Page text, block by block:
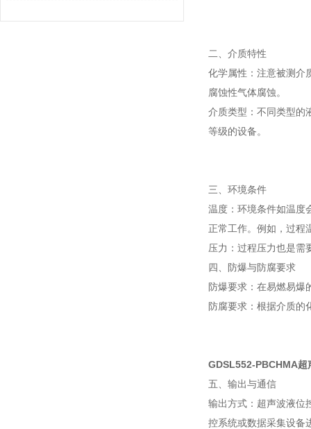
二、介质特性
化学属性：注意被测介
腐蚀性气体腐蚀。
介质类型：不同类型的
等级的设备。
三、环境条件
温度：环境条件如温度
正常工作。例如，过
压力：过程压力也是需
四、防爆与防腐要求
防爆要求：在易燃易爆
防腐要求：根据介质的
GDSL552-PBCHMA超
五、输出与通信
输出方式：超声波液位
控系统或数据采集设备